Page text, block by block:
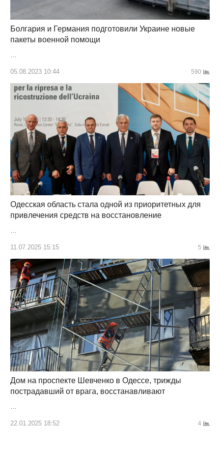
Болгария и Германия подготовили Украине новые
пакеты военной помощи
05.08.2023 10:44 590
Одесская область стала одной из приоритетных для
привлечения средств на восстановление
…
11.07.2025 15:15 5
Дом на проспекте Шевченко в Одессе, трижды
пострадавший от врага, восстанавливают
22.01.2025 18:52 4